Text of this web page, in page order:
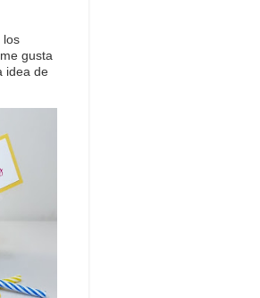
los
gusta
idea de